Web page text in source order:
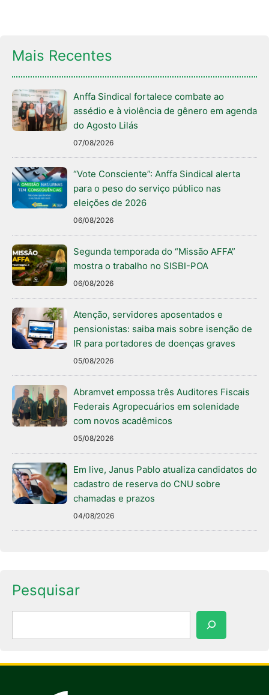
Mais Recentes
Anffa Sindical fortalece combate ao
assédio e à violência de gênero em agenda
do Agosto Lilás
07/08/2026
“Vote Consciente”: Anffa Sindical alerta
para o peso do serviço público nas
eleições de 2026
06/08/2026
Segunda temporada do “Missão AFFA”
mostra o trabalho no SISBI-POA
06/08/2026
Atenção, servidores aposentados e
pensionistas: saiba mais sobre isenção de
IR para portadores de doenças graves
05/08/2026
Abramvet empossa três Auditores Fiscais
Federais Agropecuários em solenidade
com novos acadêmicos
05/08/2026
Em live, Janus Pablo atualiza candidatos do
cadastro de reserva do CNU sobre
chamadas e prazos
04/08/2026
Pesquisar